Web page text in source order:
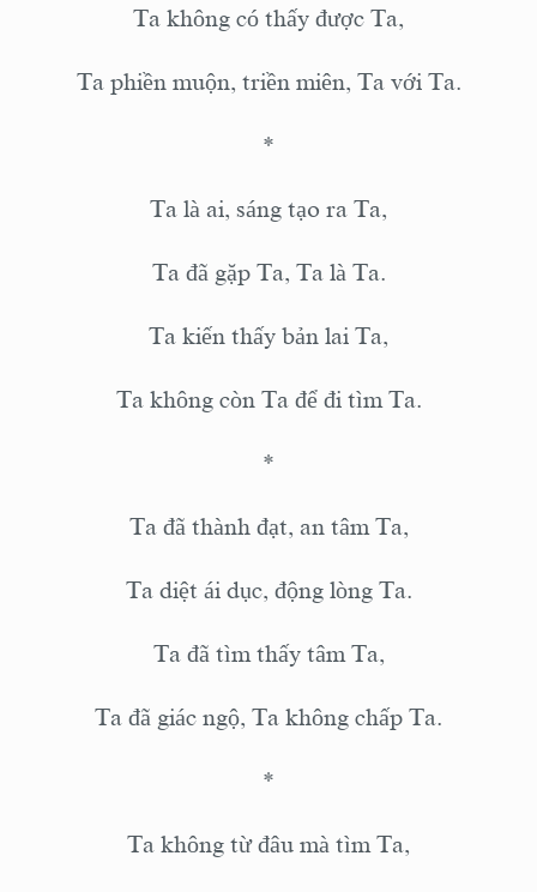
Ta không có thấy được Ta,
Ta phiền muộn, triền miên, Ta với Ta.
*
Ta là ai, sáng tạo ra Ta,
Ta đã gặp Ta, Ta là Ta.
Ta kiến thấy bản lai Ta,
Ta không còn Ta để đi tìm Ta.
*
Ta đã thành đạt, an tâm Ta,
Ta diệt ái dục, động lòng Ta.
Ta đã tìm thấy tâm Ta,
Ta đã giác ngộ, Ta không chấp Ta.
*
Ta không từ đâu mà tìm Ta,